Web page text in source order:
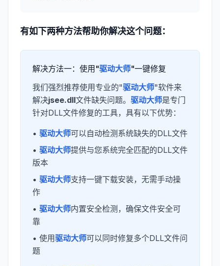
有如下两种方法帮助你解决这个问题：
解决方法一：使用"驱动大师"一键修复
我们强烈推荐使用专业的"驱动大师"软件来
解决jsee.dll文件缺失问题。 驱动大师是专门
针对DLL文件修复的工具，具有以下优势：
• 驱动大师可以自动检测系统缺失的DLL文件
• 驱动大师提供与您系统完全匹配的DLL文件
版本
• 驱动大师支持一键下载安装，无需手动操
作
• 驱动大师内置安全检测，确保文件安全可
靠
• 使用驱动大师可以同时修复多个DLL文件问
题